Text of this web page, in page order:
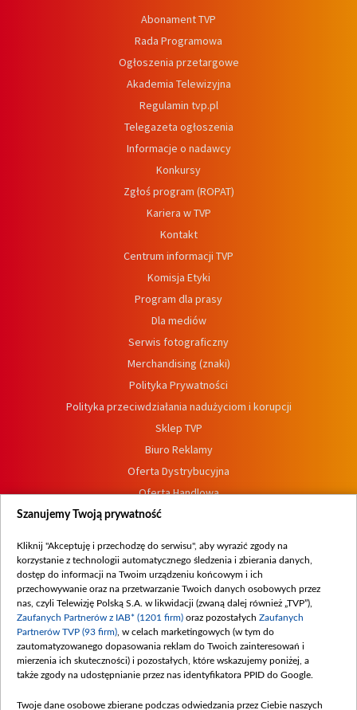
Abonament TVP
Rada Programowa
Ogłoszenia przetargowe
Akademia Telewizyjna
Regulamin tvp.pl
Telegazeta ogłoszenia
Informacje o nadawcy
Konkursy
Zgłoś program (ROPAT)
Kariera w TVP
Kontakt
Centrum informacji TVP
Komisja Etyki
Program dla prasy
Dla mediów
Serwis fotograficzny
Merchandising (znaki)
Polityka Prywatności
Polityka przeciwdziałania nadużyciom i korupcji
Sklep TVP
Biuro Reklamy
Oferta Dystrybucyjna
Oferta Handlowa
Dostępność
Procedura zgłoszeń wewnętrznych
Szanujemy Twoją prywatność
Kliknij "Akceptuję i przechodzę do serwisu", aby wyrazić zgody na
korzystanie z technologii automatycznego śledzenia i zbierania danych,
dostęp do informacji na Twoim urządzeniu końcowym i ich
przechowywanie oraz na przetwarzanie Twoich danych osobowych przez
nas, czyli Telewizję Polską S.A. w likwidacji (zwaną dalej również „TVP”),
Zaufanych Partnerów z IAB* (1201 firm) oraz pozostałych Zaufanych
Partnerów TVP (93 firm) , w celach marketingowych (w tym do
zautomatyzowanego dopasowania reklam do Twoich zainteresowań i
mierzenia ich skuteczności) i pozostałych, które wskazujemy poniżej, a
także zgody na udostępnianie przez nas identyfikatora PPID do Google.
Twoje dane osobowe zbierane podczas odwiedzania przez Ciebie naszych